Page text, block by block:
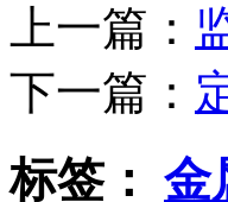
上一篇：
下一篇：
标签： 金